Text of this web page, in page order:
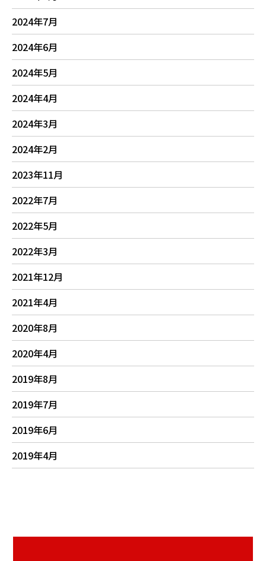
2024年7月
2024年6月
2024年5月
2024年4月
2024年3月
2024年2月
2023年11月
2022年7月
2022年5月
2022年3月
2021年12月
2021年4月
2020年8月
2020年4月
2019年8月
2019年7月
2019年6月
2019年4月